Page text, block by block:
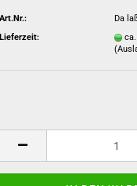
Art.Nr.:
Da
Lieferzeit: